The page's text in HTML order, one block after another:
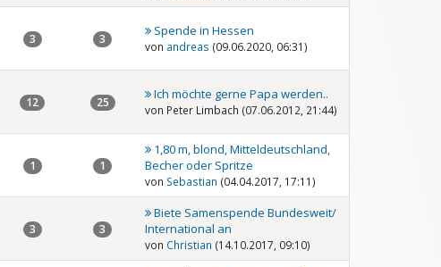
3 3
Spende in Hessen
von andreas (09.06.2020, 06:31)
12 25
Ich möchte gerne Papa werden..
von Peter Limbach (07.06.2012, 21:44)
1 1
1,80 m, blond, Mitteldeutschland,
Becher oder Spritze
von Sebastian (04.04.2017, 17:11)
3 3
Biete Samenspende Bundesweit/
International an
von Christian (14.10.2017, 09:10)